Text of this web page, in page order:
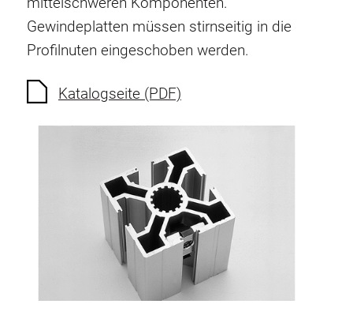
Verdrehsicherungen
Gewindeeinsätze
Rollenelemente
Flächenelemente
Scharniere und Gelenke
Beschläge
Pneumatik Elemente
Dynamische Elemente
Gewindeplatten müssen stirnseitig in die
Profilnuten eingeschoben werden.
Katalogseite (PDF)